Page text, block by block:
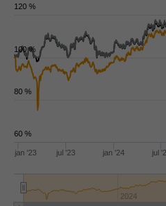
jan '23 jul '23 jan '24 jul
2024
80 %
100 %
120 %
60 %